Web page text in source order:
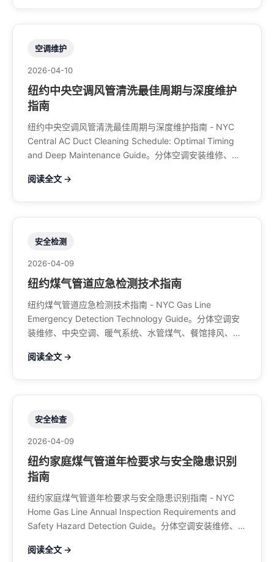
空调维护
2026-04-10
纽约中央空调风管清洗最佳周期与深度维护
指南
纽约中央空调风管清洗最佳周期与深度维护指南 - NYC
Central AC Duct Cleaning Schedule: Optimal Timing
and Deep Maintenance Guide。分体空调安装维修、中
桩。电话：929-708-8979
阅读全文 →
安全检测
2026-04-09
纽约煤气管道应急检测技术指南
纽约煤气管道应急检测技术指南 - NYC Gas Line
Emergency Detection Technology Guide。分体空调安
装维修、中央空调、暖气系统、水管煤气、餐馆排风、特
阅读全文 →
安全检查
2026-04-09
纽约家庭煤气管道年检要求与安全隐患识别
指南
纽约家庭煤气管道年检要求与安全隐患识别指南 - NYC
Home Gas Line Annual Inspection Requirements and
Safety Hazard Detection Guide。分体空调安装维修、中
桩。电话：929-708-8979
阅读全文 →